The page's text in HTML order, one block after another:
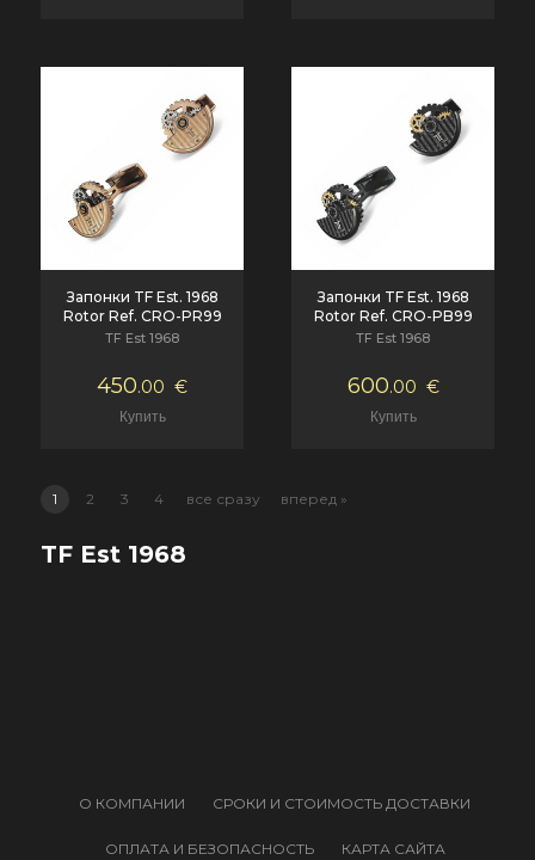
Запонки TF Est. 1968
Rotor Ref. CRO-PR99
TF Est 1968
450.00 €
Запонки TF Est. 1968
Rotor Ref. CRO-PB99
TF Est 1968
600.00 €
1 2 3 4 все сразу вперед »
TF Est 1968
О КОМПАНИИ СРОКИ И СТОИМОСТЬ ДОСТАВКИ
ОПЛАТА И БЕЗОПАСНОСТЬ КАРТА САЙТА